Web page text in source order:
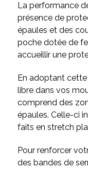
La performance
présence de
épaules et des
poche dotée de
accueillir une
En adoptant
libre dans vos
comprend des
épaules. Celle-ci
faits en stretch
Pour renforcer
des bandes de